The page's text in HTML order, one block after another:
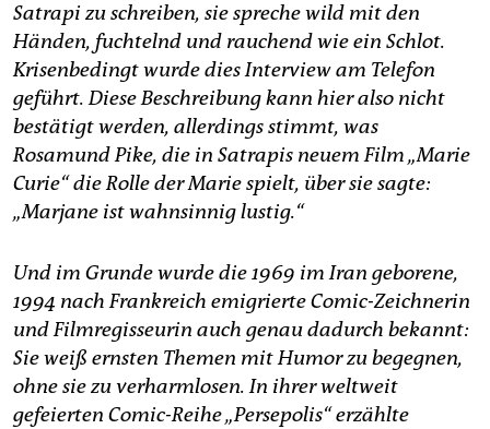
abo
genossenschaft
epaper login
Satrapi zu schreiben, sie spreche wild mit den
Händen, fuchtelnd und rauchend wie ein Schlot.
Krisenbedingt wurde dies Interview am Telefon
geführt. Diese Beschreibung kann hier also nicht
bestätigt werden, allerdings stimmt, was
Rosamund Pike, die in Satrapis neuem Film „Marie
Curie“ die Rolle der Marie spielt, über sie sagte:
„Marjane ist wahnsinnig lustig.“
Und im Grunde wurde die 1969 im Iran geborene,
1994 nach Frankreich emigrierte Comic­-Zeichnerin
und Filmregisseurin auch genau dadurch bekannt:
Sie weiß ernsten Themen mit Humor zu begegnen,
ohne sie zu verharmlosen. In ihrer weltweit
gefeierten Comic­-Reihe „Persepolis“ erzählte